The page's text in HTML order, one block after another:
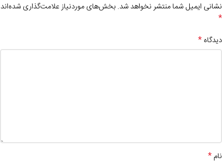
نشانی ایمیل شما منتشر نخواهد شد. بخش‌های موردنیاز علامت‌گذاری شده‌اند
*
دیدگاه *
نام*